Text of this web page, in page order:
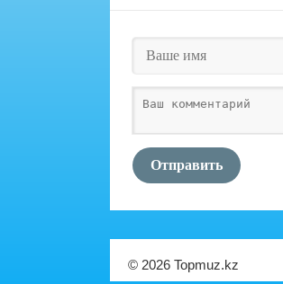
Отправить
© 2026 Topmuz.kz